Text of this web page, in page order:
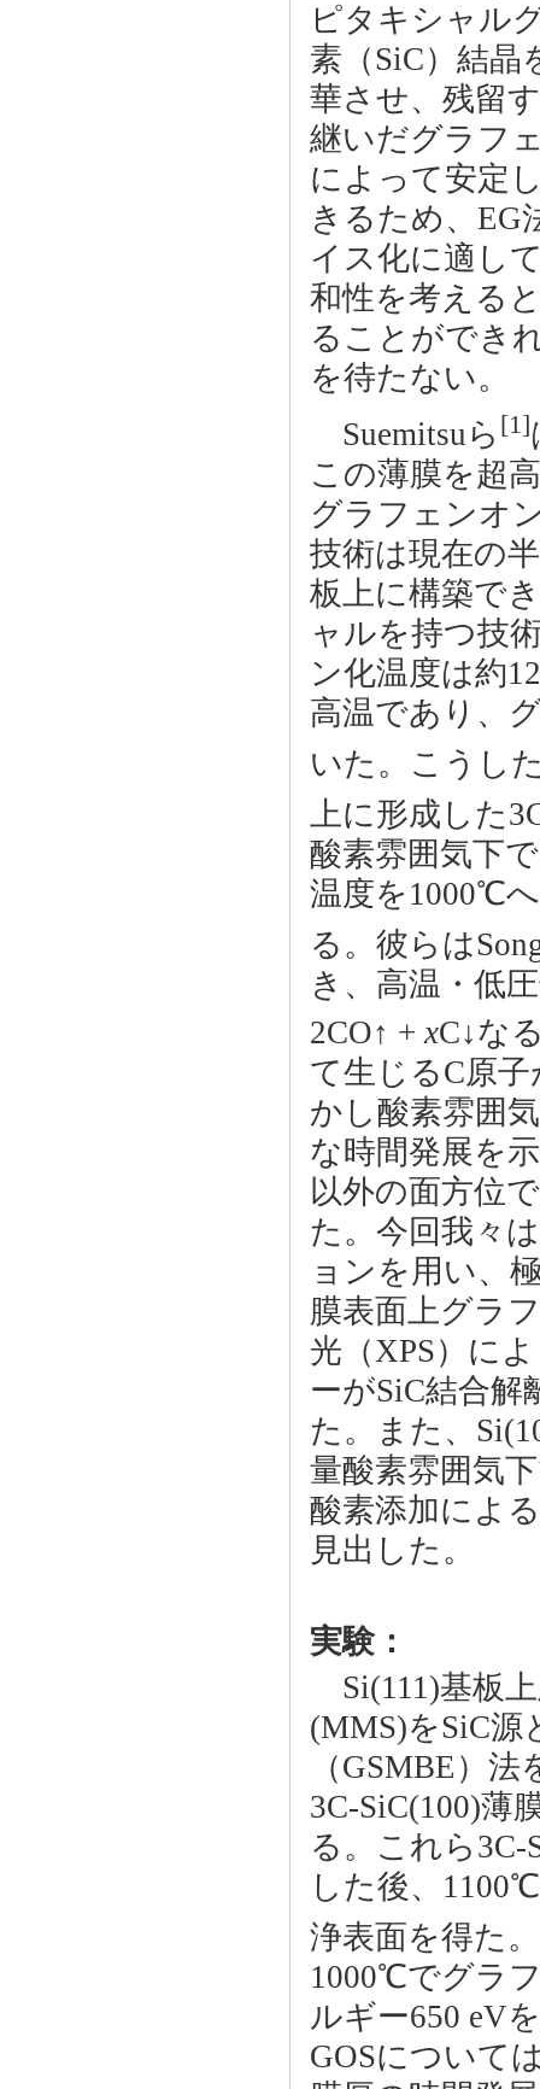
ピタキシャル
素（SiC）結晶
華させ、残留
継いだグラフ
によって安定
きるため、EG
イス化に適し
和性を考える
ることができ
を待たない。
Suemitsuら [1]
この薄膜を超
グラフェンオ
技術は現在の
板上に構築で
ャルを持つ技
ン化温度は約
高温であり、
いた。こうし
上に形成した
酸素雰囲気下
温度を1000℃
る。彼らは
き、高温・低
2CO↑ + xC↓な
て生じるC原
かし酸素雰囲
な時間発展を
以外の面方位
た。今回我々
ョンを用い、
膜表面上グラ
光（XPS）に
ーがSiC結合
た。また、
量酸素雰囲気
酸素添加によ
見出した。
実験：
Si(111)基板
(MMS)をSiC
（GSMBE）
3C-SiC(100)薄
る。これら3C-
した後、
浄表面を得た
1000℃でグラ
ルギー650 eV
GOSについて